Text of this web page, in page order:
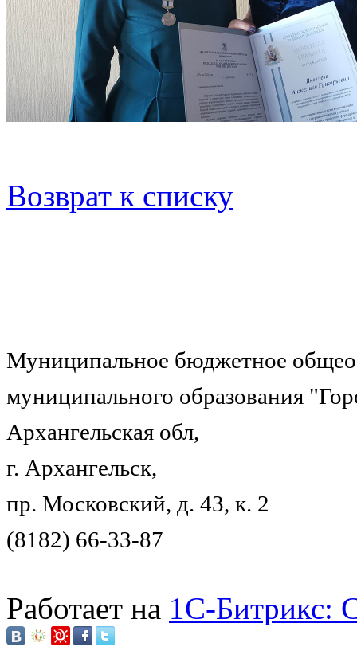
Возврат к списку
Муниципальное бюджетное
муниципального образования
Архангельская обл,
г. Архангельск,
пр. Московский, д. 43, к. 2
(8182) 66-33-87
Работает на 1C-Битрикс: